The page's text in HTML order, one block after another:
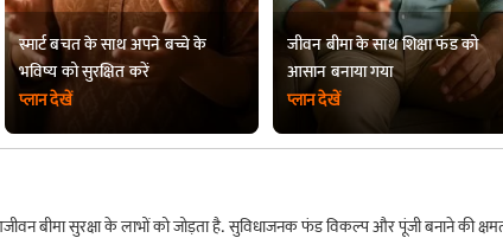
स्मार्ट बचत के साथ अपने बच्चे के
भविष्य को सुरक्षित करें
प्लान देखें
जीवन बीमा के साथ शिक्षा फंड को
आसान बनाया गया
प्लान देखें
बीमा सुरक्षा के लाभों को जोड़ता है. सुविधाजनक फंड विकल्प और पूंजी बनाने की